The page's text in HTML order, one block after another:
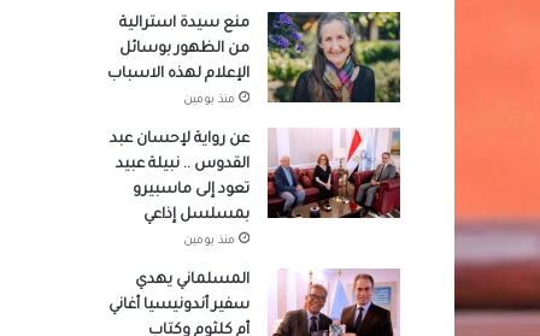
منع سيدة استرالية
من الظهور بوسائل
الإعلام لهذه الاسباب
منذ يومين
عن رواية لإحسان عبد
القدوس .. نبيلة عبيد
تعود إلى ماسبيرو
بمسلسل إذاعي
منذ يومين
المسلماني يهدي
سفير أندونيسيا أغاني
أم كلثوم وكتاب